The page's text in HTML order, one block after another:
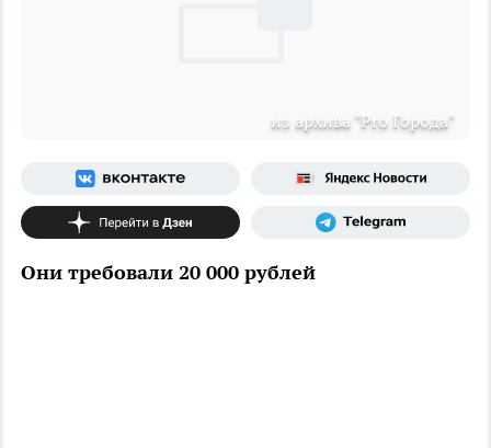
из архива "Pro Города"
Они требовали 20 000 рублей